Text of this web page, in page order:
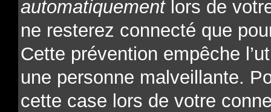
automatiquementlors de
ne resterez connecté que
Cette prévention empêche
une personne malveillante.
cette case lors de votre